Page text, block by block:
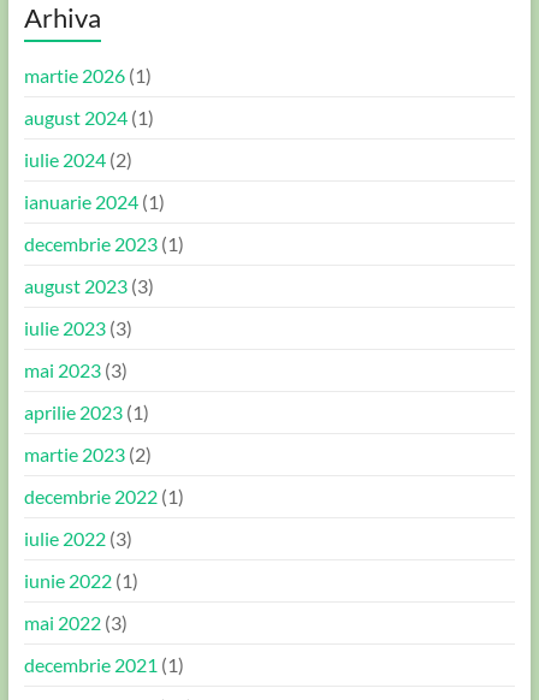
Arhiva
martie 2026(1)
august 2024(1)
iulie 2024(2)
ianuarie 2024(1)
decembrie 2023(1)
august 2023(3)
iulie 2023(3)
mai 2023(3)
aprilie 2023(1)
martie 2023(2)
decembrie 2022(1)
iulie 2022(3)
iunie 2022(1)
mai 2022(3)
decembrie 2021 (1)